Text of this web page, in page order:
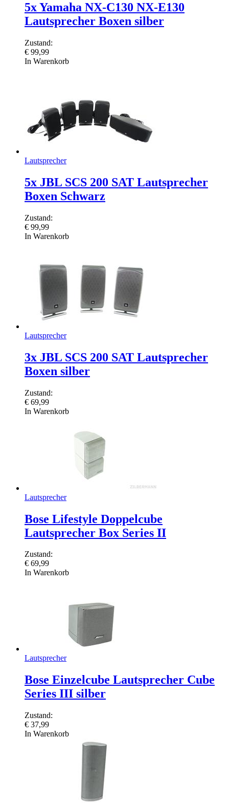
5x Yamaha NX-C130 NX-E130
Lautsprecher Boxen silber
Zustand:
€ 99,99
In Warenkorb
Lautsprecher
5x JBL SCS 200 SAT Lautsprecher
Boxen Schwarz
Zustand:
€ 99,99
In Warenkorb
Lautsprecher
3x JBL SCS 200 SAT Lautsprecher
Boxen silber
Zustand:
€ 69,99
In Warenkorb
Lautsprecher
Bose Lifestyle Doppelcube
Lautsprecher Box Series II
Zustand:
€ 69,99
In Warenkorb
Lautsprecher
Bose Einzelcube Lautsprecher Cube
Series III silber
Zustand:
€ 37,99
In Warenkorb